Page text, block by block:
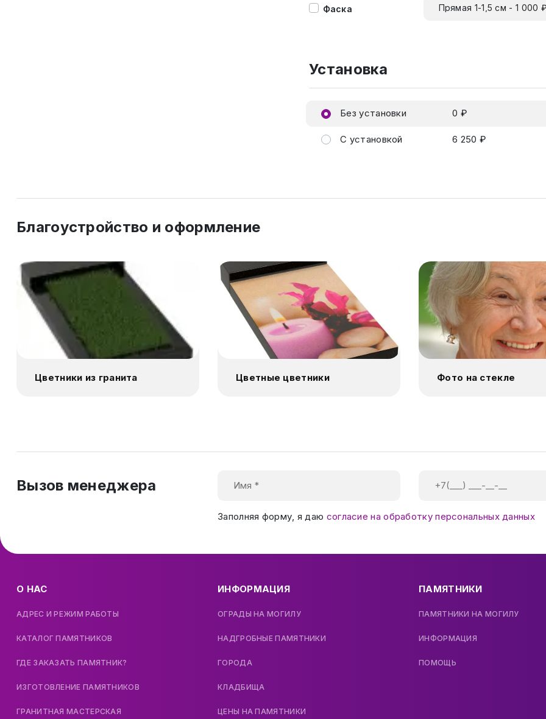
Фаска Прямая 1-1,5 см - 1 000
Установка
Без установки 0 ₽
С установкой 6 250 ₽
Благоустройство и оформление
Цветники из гранита Цветные цветники Фото на стекле
Вызов менеджера
Заполняя форму, я даю согласие на обработку персональных данных
О НАС
АДРЕС И РЕЖИМ РАБОТЫ
КАТАЛОГ ПАМЯТНИКОВ
ГДЕ ЗАКАЗАТЬ ПАМЯТНИК?
ИЗГОТОВЛЕНИЕ ПАМЯТНИКОВ
ГРАНИТНАЯ МАСТЕРСКАЯ
ИНФОРМАЦИЯ
ОГРАДЫ НА МОГИЛУ
НАДГРОБНЫЕ ПАМЯТНИКИ
ГОРОДА
КЛАДБИЩА
ЦЕНЫ НА ПАМЯТНИКИ
ПАМЯТНИКИ
ПАМЯТНИКИ НА МОГИЛУ
ИНФОРМАЦИЯ
ПОМОЩЬ